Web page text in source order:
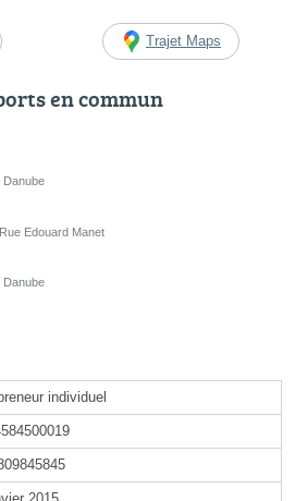
Trajet Maps
en commun
Danube
Edouard Manet
Danube
individuel